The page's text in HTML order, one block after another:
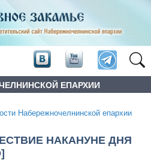
ЕПАРХИИ
Набережночелнинской епархии
НАКАНУНЕ ДНЯ